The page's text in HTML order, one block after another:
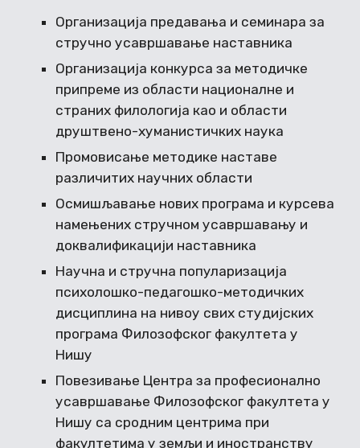
Организација предавања и семинара за
стручно усавршавање наставника
Организација конкурса за методичке
припреме из области националне и
страних филологија као и области
друштвено-хуманистичких наука
Промовисање методике наставе
различитих научних области
Осмишљавање нових програма и курсева
намењених стручном усавршавању и
доквалификацији наставника
Научна и стручна популаризација
психолошко-педагошко-методичких
дисциплина на нивоу свих студијских
програма Филозофског факултета у
Нишу
Повезивање Центра за професионално
усавршавање Филозофског факултета у
Нишу са сродним центрима при
факултетима у земљи и иностранству